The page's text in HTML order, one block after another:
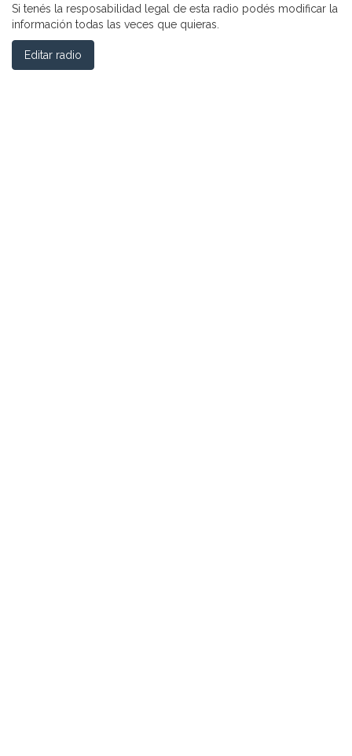
Si tenés la resposabilidad legal de esta radio podés modificar la
información todas las veces que quieras.
Editar radio